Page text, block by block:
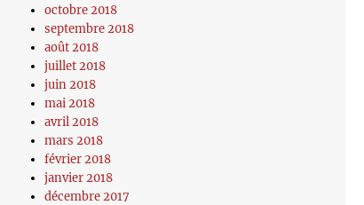
octobre 2018
septembre 2018
août 2018
juillet 2018
juin 2018
mai 2018
avril 2018
mars 2018
février 2018
janvier 2018
décembre 2017